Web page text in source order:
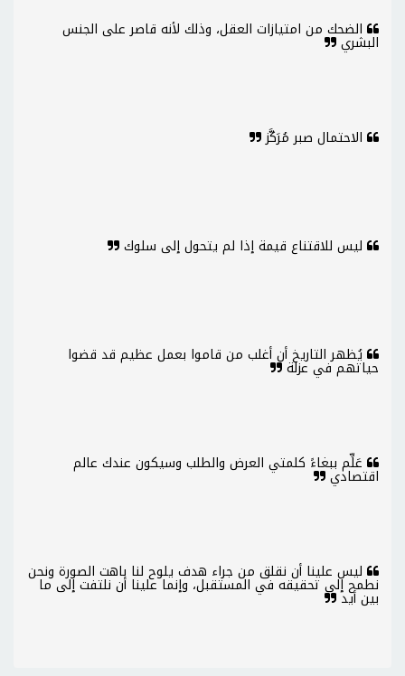
الضحك من امتيازات العقل، وذلك لأنه قاصر على الجنس
البشري
الاحتمال صبر مُرَكَّز
ليس للاقتناع قيمة إذا لم يتحول إلى سلوك
يُظهر التاريخ أن أغلب من قاموا بعمل عظيم قد قضوا
حياتهم في عزلة
عَلِّم ببغاءً كلمتي العرض والطلب وسيكون عندك عالم
اقتصادي
ليس علينا أن نقلق من جراء هدف يلوح لنا باهت الصورة ونحن
نطمح إلى تحقيقه في المستقبل، وإنما علينا أن نلتفت إلى ما
بين أيد